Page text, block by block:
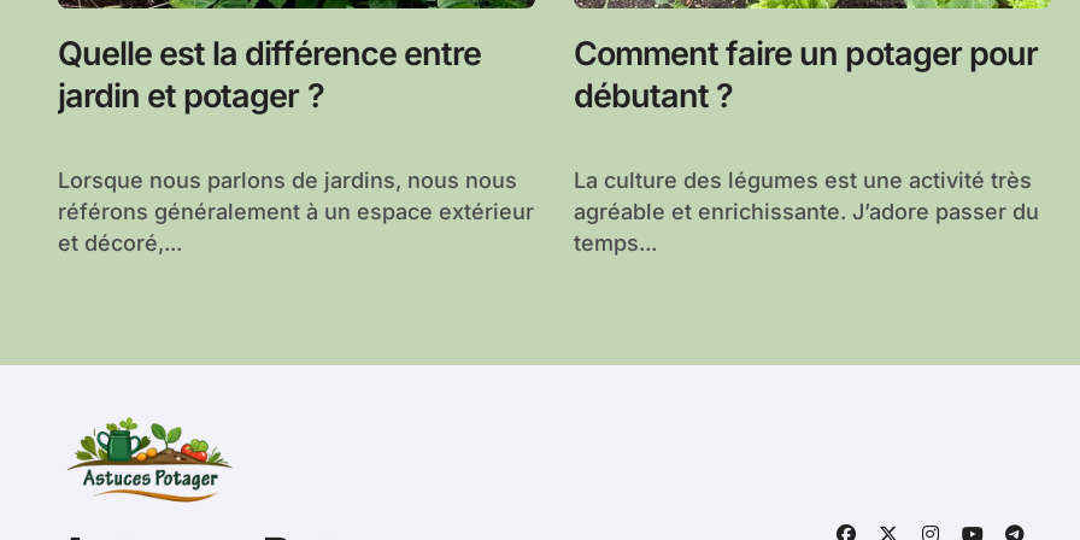
Quelle est la différence entre
jardin et potager ?
Lorsque nous parlons de jardins, nous nous
référons généralement à un espace extérieur
et décoré,...
Comment faire un potager pour
débutant ?
La culture des légumes est une activité très
agréable et enrichissante. J’adore passer du
temps...